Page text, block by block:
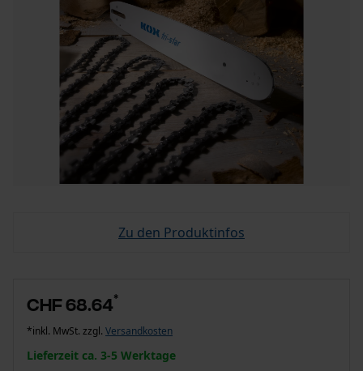
Zu den Produktinfos
CHF 68.64*
*inkl. MwSt. zzgl. Versandkosten
Lieferzeit ca. 3-5 Werktage